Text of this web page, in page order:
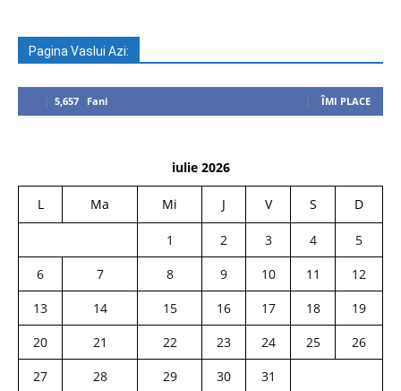
Pagina Vaslui Azi:
5,657 Fani ÎMI PLACE
iulie 2026
L Ma Mi J V S D
1 2 3 4
5
6
7 8 9 10 11
12
13
14 15 16 17 18
19
20
21 22 23 24 25
26
27
28 29 30
31